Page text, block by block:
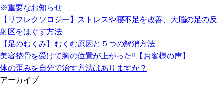
※重要なお知らせ
【リフレクソロジー】ストレスや寝不足を改善、大脳の足の反
射区をほぐす方法
【足のむくみ】むくむ原因と５つの解消方法
美容整骨を受けて胸の位置が上がった!!【お客様の声】
体の歪みを自分で治す方法はありますか？
アーカイブ